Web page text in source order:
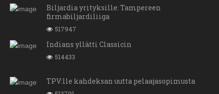
Biljardia yrityksille: Tampereen
firmabiljardiliiga
517947
Indians yllätti Classicin
514433
TPV:lle kahdeksan uutta pelaajasopimusta